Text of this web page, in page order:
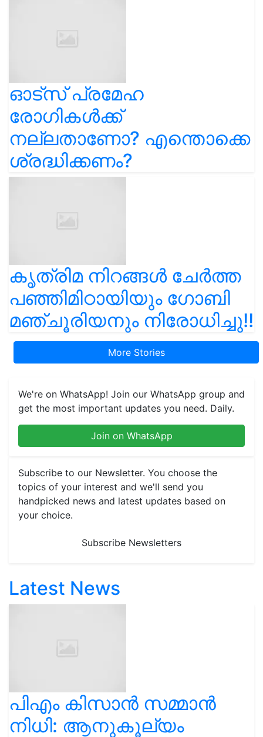
ഓട്സ് പ്രമേഹ
രോഗികൾക്ക്
നല്ലതാണോ? എന്തൊക്കെ
ശ്രദ്ധിക്കണം?
കൃത്രിമ നിറങ്ങൾ ചേർത്ത
പഞ്ഞിമിഠായിയും ഗോബി
മഞ്ചൂരിയനും നിരോധിച്ചു!!
More Stories
We're on WhatsApp! Join our WhatsApp group and
get the most important updates you need. Daily.
Join on WhatsApp
Subscribe to our Newsletter. You choose the
topics of your interest and we'll send you
handpicked news and latest updates based on
your choice.
Subscribe Newsletters
Latest News
പിഎം കിസാൻ സമ്മാൻ
നിധി: ആനുകൂല്യം